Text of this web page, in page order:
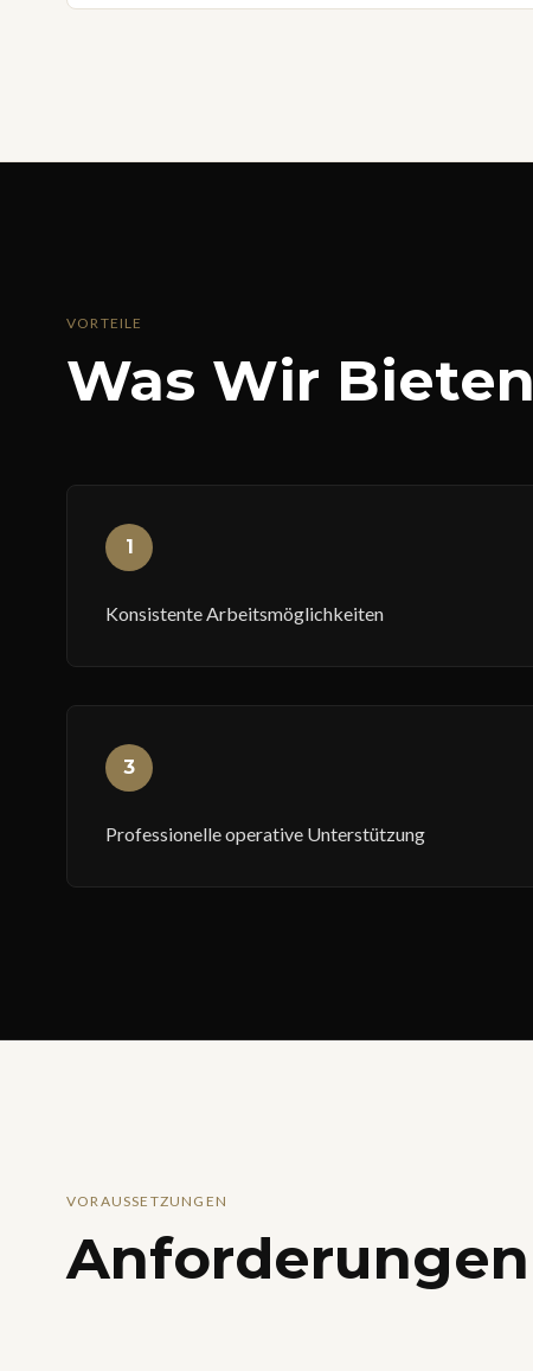
VORTEILE
Was Wir Bieten
1
Konsistente Arbeitsmöglichkeiten
3
Professionelle operative Unterstützung
VORAUSSETZUNGEN
Anforderungen